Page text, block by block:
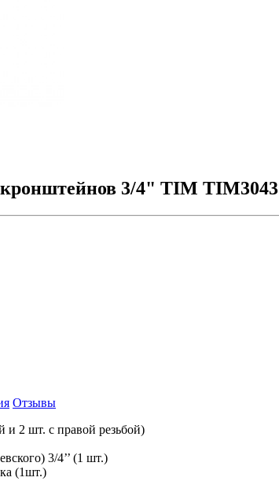
3/4" TIM TIM3043
Отзывы
и 2 шт. с правой резьбой)
3/4’’ (1 шт.)
(1шт.)